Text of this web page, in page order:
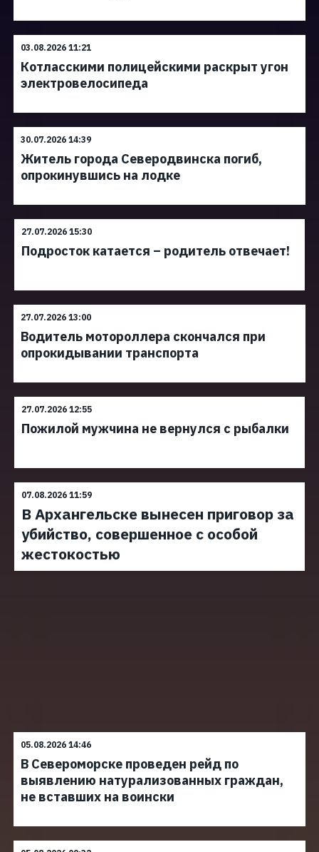
03.08.2026 11:21
Котласскими полицейскими раскрыт угон
электровелосипеда
30.07.2026 14:39
Житель города Северодвинска погиб,
опрокинувшись на лодке
27.07.2026 15:30
Подросток катается – родитель отвечает!
27.07.2026 13:00
Водитель мотороллера скончался при
опрокидывании транспорта
27.07.2026 12:55
Пожилой мужчина не вернулся с рыбалки
07.08.2026 11:59
В Архангельске вынесен приговор за
убийство, совершенное с особой
жестокостью
05.08.2026 14:46
В Североморске проведен рейд по
выявлению натурализованных граждан,
не вставших на воински